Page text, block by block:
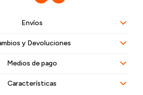
Envíos
y Devoluciones
Medios de pago
Características